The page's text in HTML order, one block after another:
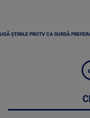
ȘTIRILE PROTV CA SURSĂ